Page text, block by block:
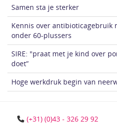
Samen sta je sterker
Kennis over antibioticagebruik
onder 60-plussers
SIRE: "praat met je kind over
doet”
Hoge werkdruk begin van
(+31) (0)43 - 326 29 92